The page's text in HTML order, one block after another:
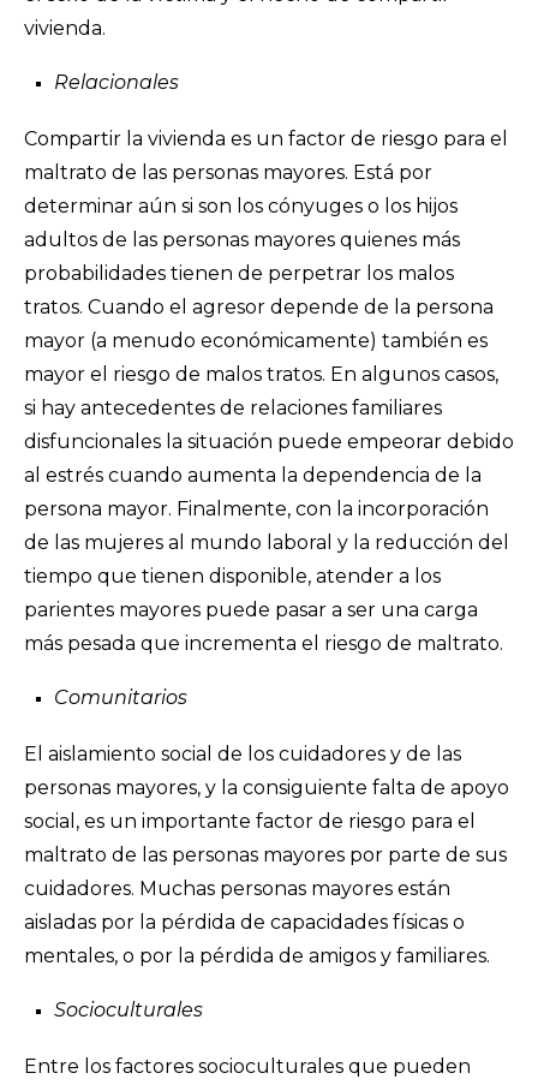
vivienda.
Relacionales
Compartir la vivienda es un factor de riesgo para el
maltrato de las personas mayores. Está por
determinar aún si son los cónyuges o los hijos
adultos de las personas mayores quienes más
probabilidades tienen de perpetrar los malos
tratos. Cuando el agresor depende de la persona
mayor (a menudo económicamente) también es
mayor el riesgo de malos tratos. En algunos casos,
si hay antecedentes de relaciones familiares
disfuncionales la situación puede empeorar debido
al estrés cuando aumenta la dependencia de la
persona mayor. Finalmente, con la incorporación
de las mujeres al mundo laboral y la reducción del
tiempo que tienen disponible, atender a los
parientes mayores puede pasar a ser una carga
más pesada que incrementa el riesgo de maltrato.
Comunitarios
El aislamiento social de los cuidadores y de las
personas mayores, y la consiguiente falta de apoyo
social, es un importante factor de riesgo para el
maltrato de las personas mayores por parte de sus
cuidadores. Muchas personas mayores están
aisladas por la pérdida de capacidades físicas o
mentales, o por la pérdida de amigos y familiares.
Socioculturales
Entre los factores socioculturales que pueden